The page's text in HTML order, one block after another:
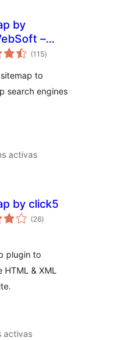
by
–
XML
Plugin
(115valoracións
totais
)
to
search engines
activas
by click5
(26valoracións
totais
)
plugin to
& XML
activas